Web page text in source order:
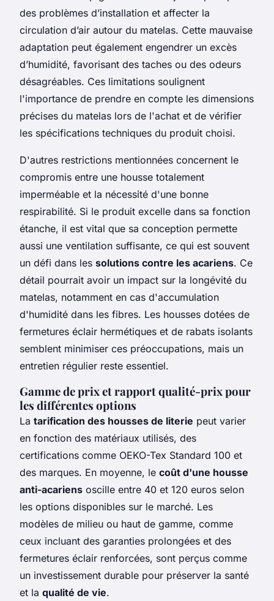
des problèmes d’installation et affecter la
circulation d’air autour du matelas. Cette mauvaise
adaptation peut également engendrer un excès
d’humidité, favorisant des taches ou des odeurs
désagréables. Ces limitations soulignent
l'importance de prendre en compte les dimensions
précises du matelas lors de l'achat et de vérifier
les spécifications techniques du produit choisi.
D'autres restrictions mentionnées concernent le
compromis entre une housse totalement
imperméable et la nécessité d'une bonne
respirabilité. Si le produit excelle dans sa fonction
étanche, il est vital que sa conception permette
aussi une ventilation suffisante, ce qui est souvent
un défi dans les solutions contre les acariens. Ce
détail pourrait avoir un impact sur la longévité du
matelas, notamment en cas d'accumulation
d'humidité dans les fibres. Les housses dotées de
fermetures éclair hermétiques et de rabats isolants
semblent minimiser ces préoccupations, mais un
entretien régulier reste essentiel.
Gamme de prix et rapport qualité-prix pour
les différentes options
La tarification des housses de literie peut varier
en fonction des matériaux utilisés, des
certifications comme OEKO-Tex Standard 100 et
des marques. En moyenne, le coût d'une housse
anti-acariens oscille entre 40 et 120 euros selon
les options disponibles sur le marché. Les
modèles de milieu ou haut de gamme, comme
ceux incluant des garanties prolongées et des
fermetures éclair renforcées, sont perçus comme
un investissement durable pour préserver la santé
et la qualité de vie.